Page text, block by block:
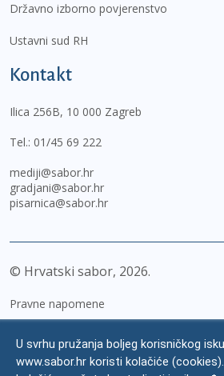
Državno izborno povjerenstvo
Ustavni sud RH
Kontakt
Ilica 256B, 10 000 Zagreb
Tel.: 01/45 69 222
mediji@sabor.hr
gradjani@sabor.hr
pisarnica@sabor.hr
© Hrvatski sabor, 2026
Pravne napomene
Zaštita osobnih podataka
U svrhu pružanja boljeg korisničkog
www.sabor.hr koristi kolačiće